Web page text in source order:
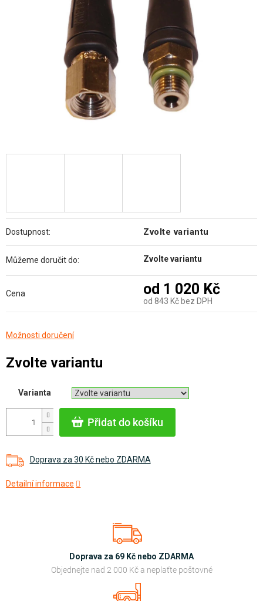
Přidat do košíku
Doprava za 30 Kč nebo ZDARMA
Detailní informace
Dostupnost: Zvolte variantu
Můžeme doručit do: Zvolte variantu
Cena od 1 020 Kč
od 843 Kč bez DPH
Možnosti doručení
Zvolte variantu
Varianta
Doprava za 69 Kč nebo ZDARMA
Objednejte nad 2 000 Kč a neplaťte poštovné